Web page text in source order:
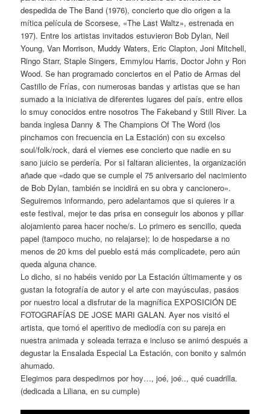
despedida de The Band (1976), concierto que dio origen a la
mítica película de Scorsese, «The Last Waltz», estrenada en
197). Entre los artistas invitados estuvieron Bob Dylan, Neil
Young, Van Morrison, Muddy Waters, Eric Clapton, Joni Mitchell,
Ringo Starr, Staple Singers, Emmylou Harris, Doctor John y Ron
Wood. Se han programado conciertos en el Patio de Armas del
Castillo de Frías, con numerosas bandas y artistas que se han
sumado a la iniciativa de diferentes lugares del país, entre ellos
lo smuy conocidos entre nosotros The Fakeband y Still River. La
banda inglesa Danny & The Champions Of The Word (los
pinchamos con frecuencia en La Estación) con su excelso
soul/folk/rock, dará el viernes ese concierto que nadie en su
sano juicio se perdería. Por si faltaran alicientes, la organización
añade que «dado que se cumple el 75 aniversario del nacimiento
de Bob Dylan, también se incidirá en su obra y cancionero».
Seguiremos informando, pero adelantamos que si quieres ir a
este festival, mejor te das prisa en conseguir los abonos y pillar
alojamiento parea hacer noche/s. Lo primero es sencillo, queda
papel (tampoco mucho, no relajarse); lo de hospedarse a no
menos de 20 kms del pueblo está más complicadete, pero aún
queda alguna chance.
Lo dicho, si no habéis venido por La Estación últimamente y os
gustan la fotografía de autor y el arte con mayúsculas, pasáos
por nuestro local a disfrutar de la magnífica EXPOSICIÓN DE
FOTOGRAFÍAS DE JOSE MARI GALAN. Ayer nos visitó el
artista, que tomó el aperitivo de mediodía con su pareja en
nuestra animada y soleada terraza e incluso se animó después a
degustar la Ensalada Especial La Estación, con bonito y salmón
ahumado.
Elegimos para despedirnos por hoy…, joé, joé.., qué cuadrilla.
(dedicada a Liliana, en su cumple)